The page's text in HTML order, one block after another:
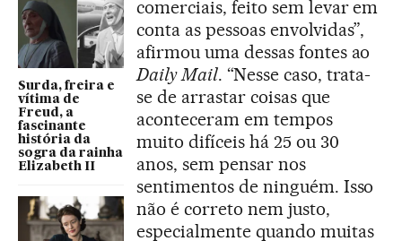
Surda, freira e
vítima de
Freud, a
fascinante
história da
sogra da rainha
Elizabeth II
comerciais, feito sem levar em
conta as pessoas envolvidas”,
afirmou uma dessas fontes ao
Daily Mail. “Nesse caso, trata-
se de arrastar coisas que
aconteceram em tempos
muito difíceis há 25 ou 30
anos, sem pensar nos
sentimentos de ninguém. Isso
não é correto nem justo,
especialmente quando muitas